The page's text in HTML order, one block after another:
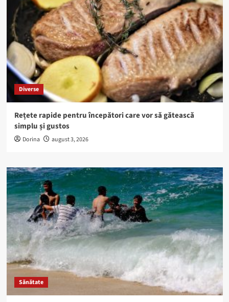
Diverse
Rețete rapide pentru începători care vor să gătească
simplu și gustos
Dorina august 3, 2026
Sănătate